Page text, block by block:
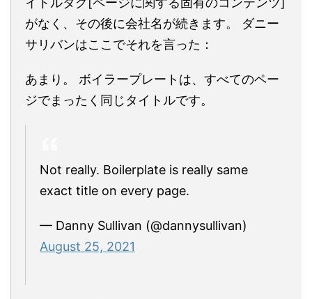
がなく、その後に会社名が続きます。 ダニー
サリバンはここでそれを言った：
あまり。 ボイラープレートは、すべてのペー
ジでまったく同じタイトルです。
Not really. Boilerplate is really same
exact title on every page.
— Danny Sullivan (@dannysullivan)
August 25, 2021